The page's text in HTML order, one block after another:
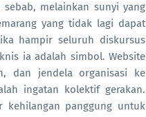
melainkan sunyi yang
yang tidak lagi dapat
hampir seluruh diskursus
ia adalah simbol. Website
dan jendela organisasi ke
ingatan kolektif gerakan.
kehilangan panggung untuk